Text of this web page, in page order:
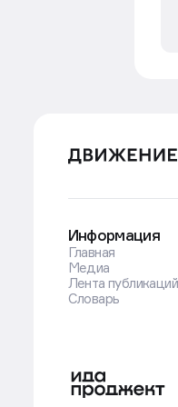
Информация
Главная
Медиа
Лента публикаций
Словарь